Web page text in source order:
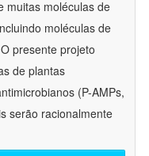
muitas moléculas de
moléculas de
presente projeto
de plantas
(P-AMPs,
serão racionalmente